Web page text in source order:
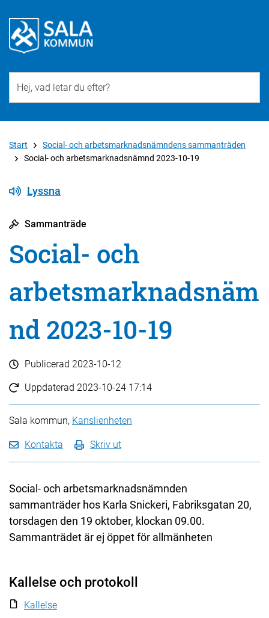
Start
Social- och arbetsmarknadsnämndens sammanträden
Social- och arbetsmarknadsnämnd 2023-10-19
Lyssna
Sammanträde
Social- och
arbetsmarknadsnäm
nd 2023-10-19
Publicerad 2023-10-12
Uppdaterad 2023-10-24 17:14
Sala kommun, Kanslienheten
Kontakta Skriv ut
Social- och arbetsmarknadsnämnden
sammanträder hos Karla Snickeri, Fabriksgatan 20,
torsdagen den 19 oktober, klockan 09.00.
Sammanträdet är ej öppet för allmänheten
Kallelse och protokoll
Kallelse